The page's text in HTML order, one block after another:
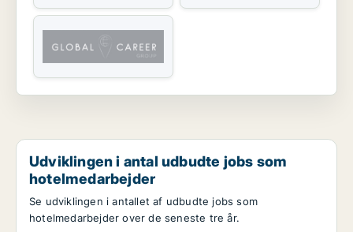
Udviklingen i antal udbudte jobs som
hotelmedarbejder
Se udviklingen i antallet af udbudte jobs som
hotelmedarbejder over de seneste tre år.